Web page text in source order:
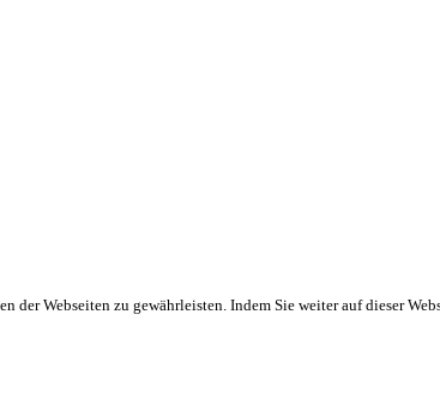
der Webseiten zu gewährleisten. Indem Sie weiter auf dieser